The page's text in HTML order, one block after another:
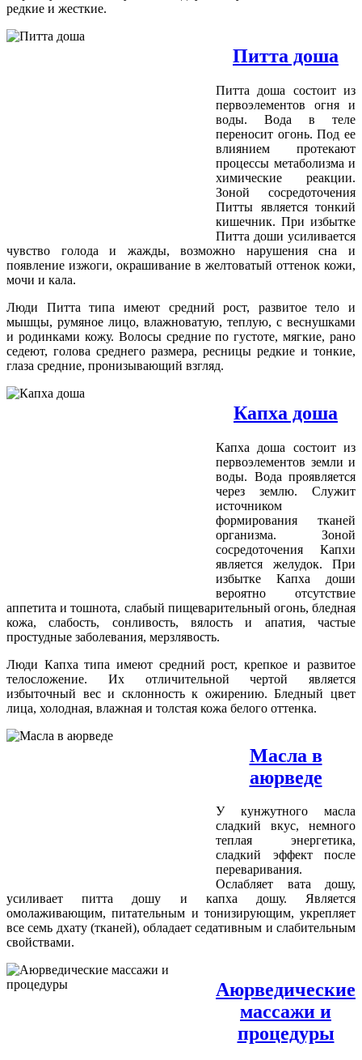
редкие и жесткие.
Питта доша
Питта доша состоит из
первоэлементов огня и
воды. Вода в теле
переносит огонь. Под ее
влиянием протекают
процессы метаболизма и
химические реакции.
Зоной сосредоточения
Питты является тонкий
кишечник. При избытке
Питта доши усиливается
чувство голода и жажды, возможно нарушения сна и
появление изжоги, окрашивание в желтоватый оттенок кожи,
мочи и кала.
Люди Питта типа имеют средний рост, развитое тело и
мышцы, румяное лицо, влажноватую, теплую, с веснушками
и родинками кожу. Волосы средние по густоте, мягкие, рано
седеют, голова среднего размера, ресницы редкие и тонкие,
глаза средние, пронизывающий взгляд.
Капха доша
Капха доша состоит из
первоэлементов земли и
воды. Вода проявляется
через землю. Служит
источником
формирования тканей
организма. Зоной
сосредоточения Капхи
является желудок. При
избытке Капха доши
вероятно отсутствие
аппетита и тошнота, слабый пищеварительный огонь, бледная
кожа, слабость, сонливость, вялость и апатия, частые
простудные заболевания, мерзлявость.
Люди Капха типа имеют средний рост, крепкое и развитое
телосложение. Их отличительной чертой является
избыточный вес и склонность к ожирению. Бледный цвет
лица, холодная, влажная и толстая кожа белого оттенка.
Масла в
аюрведе
У кунжутного масла
сладкий вкус, немного
теплая энергетика,
сладкий эффект после
переваривания.
Ослабляет вата дошу,
усиливает питта дошу и капха дошу. Является
омолаживающим, питательным и тонизирующим, укрепляет
все семь дхату (тканей), обладает седативным и слабительным
свойствами.
Аюрведические
массажи и
процедуры